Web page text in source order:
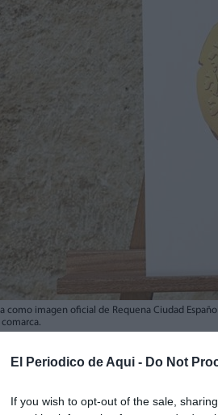
El Periodico de Aqui - Do Not
If you wish to opt-out of the sale,
como imagen oficial de Requena Ciudad
Aquí